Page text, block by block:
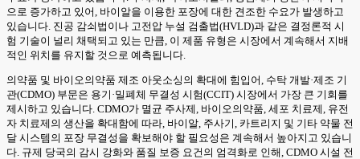
으로 증가하고 있어, 바이알을 이용한 포장에 대한 견조한 수요가 발생하고
있습니다. 진공 감쇠법이나 고전압 누설 검출법(HVLD)과 같은 결정론적 시
험 기술이 널리 채택되고 있는 만큼, 이 제품 유형은 시장에서 계속해서 지배
적인 위치를 유지할 것으로 예측됩니다.
의약품 및 바이오의약품 제조 아웃소싱의 확대에 힘입어, 수탁 개발·제조 기
관(CDMO) 부문은 용기·밀폐체 무결성 시험(CCIT) 시장에서 가장 큰 기회를
제시하고 있습니다. CDMO가 멸균 주사제, 바이오의약품, 세포 치료제, 유전
자 치료제의 생산을 확대함에 따라, 바이알, 주사기, 카트리지 및 기타 약물 전
달 시스템의 포장 무결성을 확보해야 할 필요성은 계속해서 높아지고 있습니
다. 규제 당국의 감시 강화와 품질 보증 요건의 엄격화로 인해, CDMO 시설 전